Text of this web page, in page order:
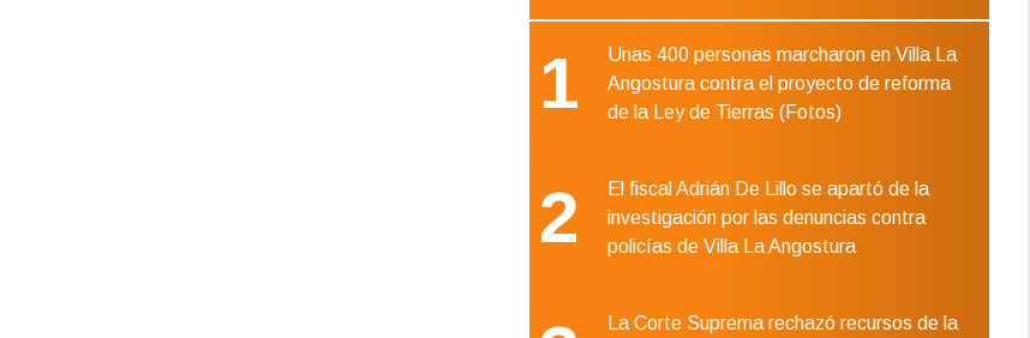
1
Unas 400 personas marcharon en Villa La
Angostura contra el proyecto de reforma
de la Ley de Tierras (Fotos)
2
El fiscal Adrián De Lillo se apartó de la
investigación por las denuncias contra
policías de Villa La Angostura
La Corte Suprema rechazó recursos de la